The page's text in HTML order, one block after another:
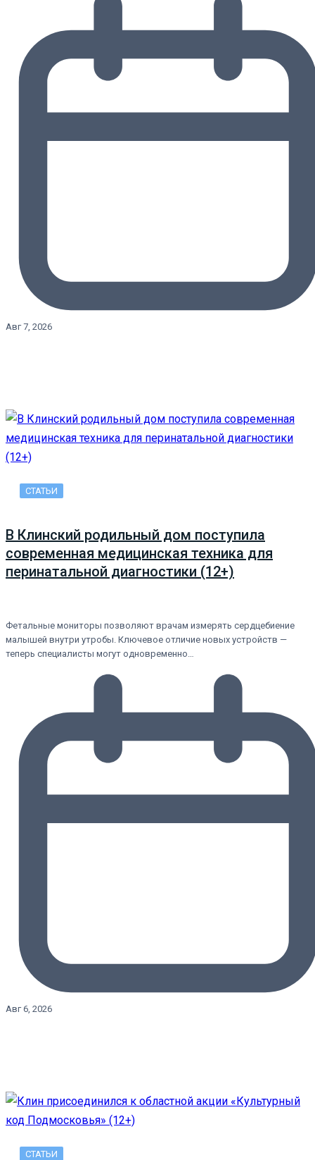
Авг 7, 2026
СТАТЬИ
В Клинский родильный дом поступила
современная медицинская техника для
перинатальной диагностики (12+)
Фетальные мониторы позволяют врачам измерять сердцебиение
малышей внутри утробы. Ключевое отличие новых устройств —
теперь специалисты могут одновременно…
Авг 6, 2026
СТАТЬИ